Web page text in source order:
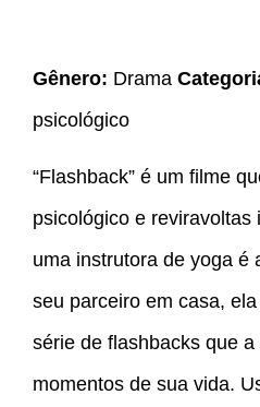
Gênero: Drama
psicológico
“Flashback” é um filme
psicológico e reviravoltas
uma instrutora de yoga é
seu parceiro em casa,
série de flashbacks que
momentos de sua vida.